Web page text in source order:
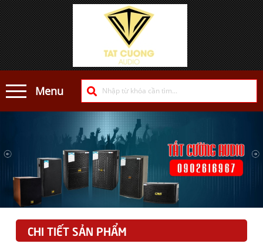
Menu
CHI TIẾT SẢN PHẨM